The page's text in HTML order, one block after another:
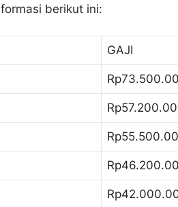
berikut ini:
GAJI